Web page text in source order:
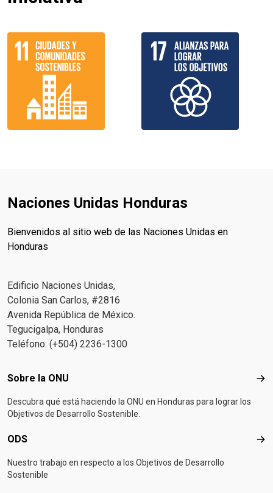
Naciones Unidas Honduras
Bienvenidos al sitio web de las Naciones Unidas en
Honduras
Edificio Naciones Unidas,
Colonia San Carlos, #2816
Avenida República de México.
Tegucigalpa, Honduras
Teléfono: (+504) 2236-1300
Footer menu
Sobre la ONU
Descubra qué está haciendo la ONU en Honduras para lograr los
Objetivos de Desarrollo Sostenible.
ODS
Nuestro trabajo en respecto a los Objetivos de Desarrollo
Sostenible